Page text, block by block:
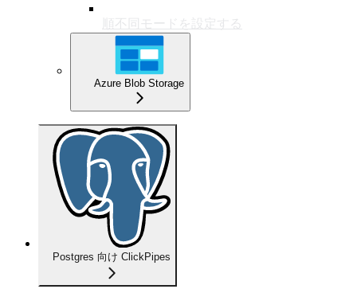
順不同モードを設定する
Azure Blob Storage
Postgres 向け ClickPipes